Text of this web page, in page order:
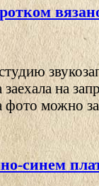
на
можно
синем